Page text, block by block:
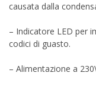
causata dalla
– Indicatore LED per
codici di guasto.
– Alimentazione a